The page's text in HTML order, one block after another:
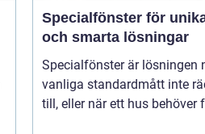
Specialfönster för
och smarta lösningar
Specialfönster är lösningen
vanliga standardmått inte
till, eller när ett hus behöver